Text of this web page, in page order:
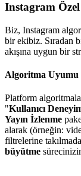
Instagram
Biz, Instagram
bir ekibiz. Sıradan
akışına uygun bir
Algoritma Uyumu
Platform
"Kullanıcı
Yayın İzlenme
alarak (örneğin:
filtrelerine
büyütme